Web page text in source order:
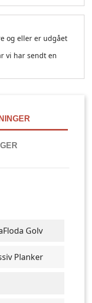
og eller er udgået
vi har sendt en
Golv
Planker